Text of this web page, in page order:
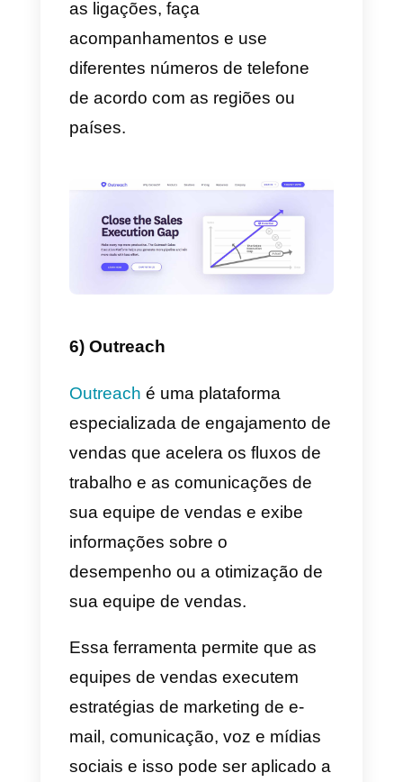
gerenciamento de leads
especialmente projetada para
ajudar as empresas a recuperar
detalhes de contato de leads de
funcionalidade de registrar
informações de leads, interagir
com clientes ou leads e melhorar
ajuda as equipas e profissionais
de desenvolvimento de
vendas e recursos humanos a
recolher, recuperar e ordenar
dados de leads e potenciais
clientes nos diferentes sites de
Nesse mesmo sentido, o suporte
desta ferramenta é bastante bom
e geralmente estão sempre